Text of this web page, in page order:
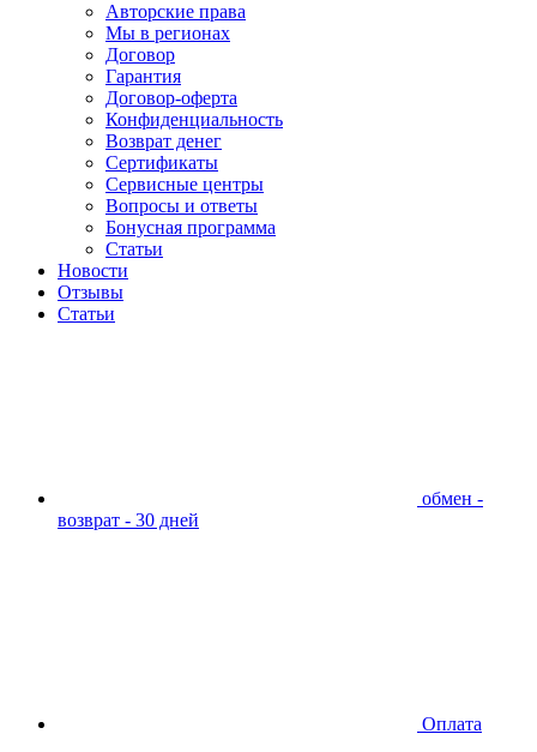
Авторские права
Мы в регионах
Договор
Гарантия
Договор-оферта
Конфиденциальность
Возврат денег
Сертификаты
Сервисные центры
Вопросы и ответы
Бонусная программа
Статьи
Новости
Отзывы
Статьи
обмен -
возврат - 30 дней
Оплата